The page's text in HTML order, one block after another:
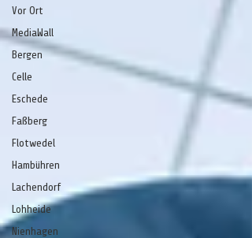
Vor Ort
MediaWall
Bergen
Celle
Eschede
Faßberg
Flotwedel
Hambühren
Lachendorf
Lohheide
Nienhagen